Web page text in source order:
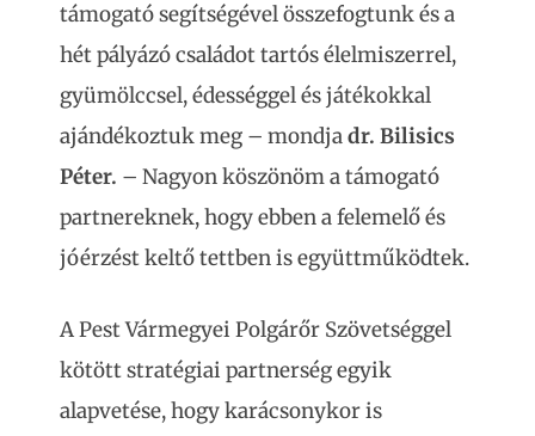
támogató segítségével összefogtunk és a
hét pályázó családot tartós élelmiszerrel,
gyümölccsel, édességgel és játékokkal
ajándékoztuk meg – mondjadr. Bilisics
Péter. – Nagyon köszönöm a támogató
partnereknek, hogy ebben a felemelő és
jóérzést keltő tettben is együttműködtek.
A Pest Vármegyei Polgárőr Szövetséggel
kötött stratégiai partnerség egyik
alapvetése, hogy karácsonykor is